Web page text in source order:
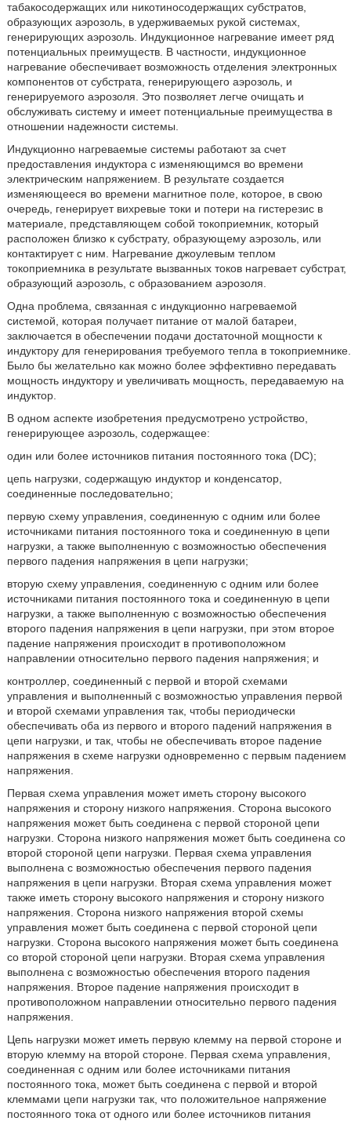
табакосодержащих или никотиносодержащих субстратов,
образующих аэрозоль, в удерживаемых рукой системах,
генерирующих аэрозоль. Индукционное нагревание имеет ряд
потенциальных преимуществ. В частности, индукционное
нагревание обеспечивает возможность отделения электронных
компонентов от субстрата, генерирующего аэрозоль, и
генерируемого аэрозоля. Это позволяет легче очищать и
обслуживать систему и имеет потенциальные преимущества в
отношении надежности системы.
Индукционно нагреваемые системы работают за счет
предоставления индуктора с изменяющимся во времени
электрическим напряжением. В результате создается
изменяющееся во времени магнитное поле, которое, в свою
очередь, генерирует вихревые токи и потери на гистерезис в
материале, представляющем собой токоприемник, который
расположен близко к субстрату, образующему аэрозоль, или
контактирует с ним. Нагревание джоулевым теплом
токоприемника в результате вызванных токов нагревает субстрат,
образующий аэрозоль, с образованием аэрозоля.
Одна проблема, связанная с индукционно нагреваемой
системой, которая получает питание от малой батареи,
заключается в обеспечении подачи достаточной мощности к
индуктору для генерирования требуемого тепла в токоприемнике.
Было бы желательно как можно более эффективно передавать
мощность индуктору и увеличивать мощность, передаваемую на
индуктор.
В одном аспекте изобретения предусмотрено устройство,
генерирующее аэрозоль, содержащее:
один или более источников питания постоянного тока (DC);
цепь нагрузки, содержащую индуктор и конденсатор,
соединенные последовательно;
первую схему управления, соединенную с одним или более
источниками питания постоянного тока и соединенную в цепи
нагрузки, а также выполненную с возможностью обеспечения
первого падения напряжения в цепи нагрузки;
вторую схему управления, соединенную с одним или более
источниками питания постоянного тока и соединенную в цепи
нагрузки, а также выполненную с возможностью обеспечения
второго падения напряжения в цепи нагрузки, при этом второе
падение напряжения происходит в противоположном
направлении относительно первого падения напряжения; и
контроллер, соединенный с первой и второй схемами
управления и выполненный с возможностью управления первой
и второй схемами управления так, чтобы периодически
обеспечивать оба из первого и второго падений напряжения в
цепи нагрузки, и так, чтобы не обеспечивать второе падение
напряжения в схеме нагрузки одновременно с первым падением
напряжения.
Первая схема управления может иметь сторону высокого
напряжения и сторону низкого напряжения. Сторона высокого
напряжения может быть соединена с первой стороной цепи
нагрузки. Сторона низкого напряжения может быть соединена со
второй стороной цепи нагрузки. Первая схема управления
выполнена с возможностью обеспечения первого падения
напряжения в цепи нагрузки. Вторая схема управления может
также иметь сторону высокого напряжения и сторону низкого
напряжения. Сторона низкого напряжения второй схемы
управления может быть соединена с первой стороной цепи
нагрузки. Сторона высокого напряжения может быть соединена
со второй стороной цепи нагрузки. Вторая схема управления
выполнена с возможностью обеспечения второго падения
напряжения. Второе падение напряжения происходит в
противоположном направлении относительно первого падения
напряжения.
Цепь нагрузки может иметь первую клемму на первой стороне и
вторую клемму на второй стороне. Первая схема управления,
соединенная с одним или более источниками питания
постоянного тока, может быть соединена с первой и второй
клеммами цепи нагрузки так, что положительное напряжение
постоянного тока от одного или более источников питания